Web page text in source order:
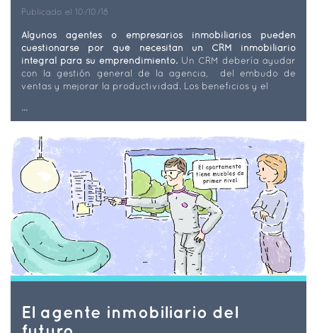
Publicado el 10/10/18
Algunos agentes o empresarios inmobiliarios pueden
cuestionarse por qué necesitan un CRM inmobiliario
integral para su emprendimiento. Un CRM debería ayudar
con la gestión general de la agencia, del embudo de
ventas y mejorar la productividad. Los beneficios y el
...
El agente inmobiliario del